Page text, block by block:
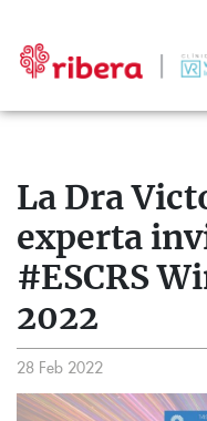
La Dra
experta
#ESCRS
2022
28 Feb 2022